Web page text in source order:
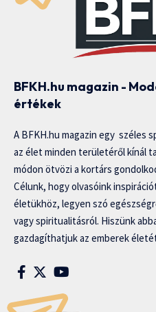
BFKH.hu magazin -
értékek
A BFKH.hu magazin egy széles
az élet minden területéről kínál
módon ötvözi a kortárs
Célunk, hogy olvasóink
életükhöz, legyen szó
vagy spiritualitásról. Hiszünk
gazdagíthatjuk az emberek